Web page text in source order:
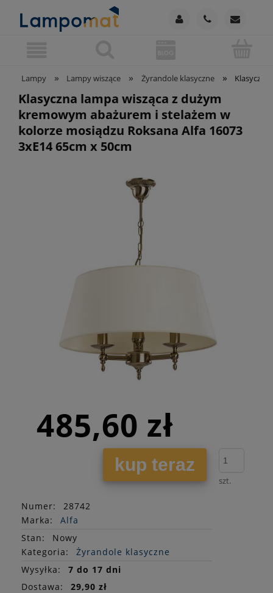
Lampy » Lampy wiszące » Żyrandole klasyczne »
Klasyczna lampa wisząca z dużym
kremowym abażurem i stelażem w
kolorze mosiądzu Roksana Alfa 16073
3xE14 65cm x 50cm
485,60 zł
kup teraz
szt.
Numer:
28742
Marka:
Alfa
Stan:
Nowy
Kategoria:
Żyrandole klasyczne
Wysyłka:
7 do 17 dni
Dostawa:
29,90 zł